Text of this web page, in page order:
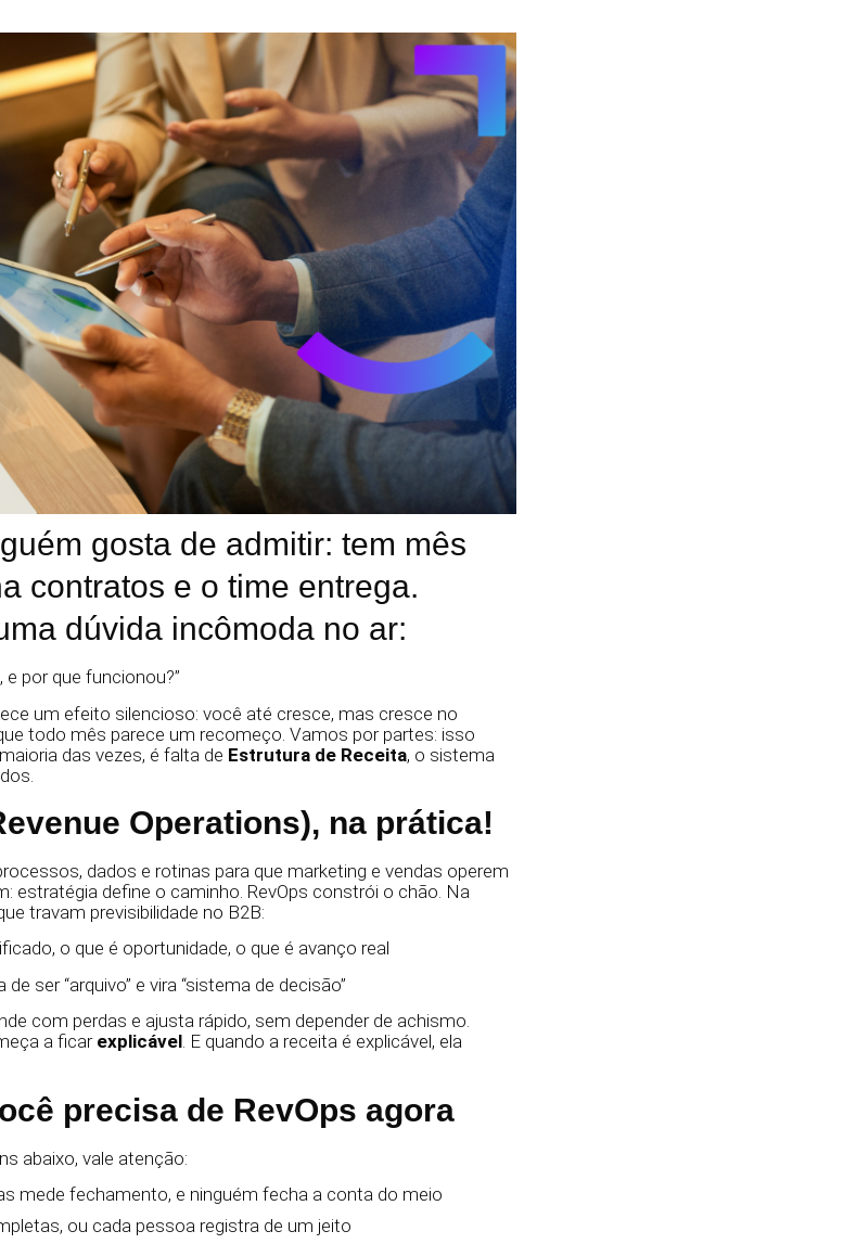
gosta de admitir: tem mês
contratos e o time entrega.
dúvida incômoda no ar:
por que funcionou?”
um efeito silencioso: você até cresce, mas cresce no
todo mês parece um recomeço. Vamos por partes: isso
das vezes, é falta de Estrutura de Receita, o sistema
Operations), na prática!
dados e rotinas para que marketing e vendas operem
estratégia define o caminho. RevOps constrói o chão. Na
travam previsibilidade no B2B:
o que é oportunidade, o que é avanço real
de ser “arquivo” e vira “sistema de decisão”
com perdas e ajusta rápido, sem depender de achismo.
a ficar explicável. E quando a receita é explicável, ela
precisa de RevOps agora
abaixo, vale atenção:
mede fechamento, e ninguém fecha a conta do meio
ou cada pessoa registra de um jeito